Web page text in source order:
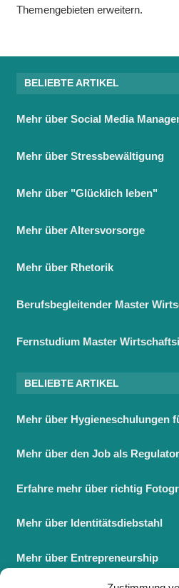
Themengebieten erweitern.
BELIEBTE ARTIKEL
Mehr über Social Media
Mehr über Stressbewältigung
Mehr über "Glücklich leben"
Mehr über Altersvorsorge
Mehr über Rhetorik
Berufsbegleitender Master
Fernstudium Master
BELIEBTE ARTIKEL
Mehr über Hygieneschulungen
Mehr über den Job als
Erfahre mehr über richtig
Mehr über Identitätsdiebstahl
Mehr über Entrepreneurship